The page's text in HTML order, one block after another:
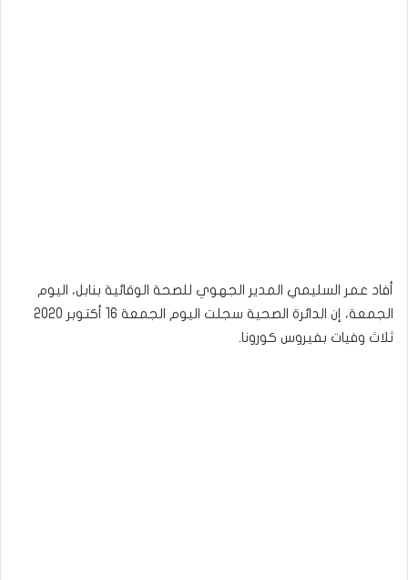
أفاد عمر السليمي المدير الجهوي للصحة الوقائية بنابل، اليوم
الجمعة، إن الدائرة الصحية سجلت اليوم الجمعة 16 أكتوبر 2020
ثلاث وفيات بفيروس كورونا.